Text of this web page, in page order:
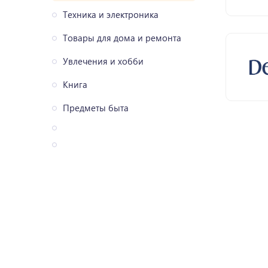
Техника и электроника
Товары для дома и ремонта
Увлечения и хобби
Книга
Предметы быта